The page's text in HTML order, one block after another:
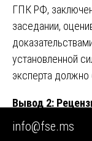
ГПК РФ,
заседании,
установленной
эксперта должно
Вывод 2:
ходатайства о
info@fse.ms